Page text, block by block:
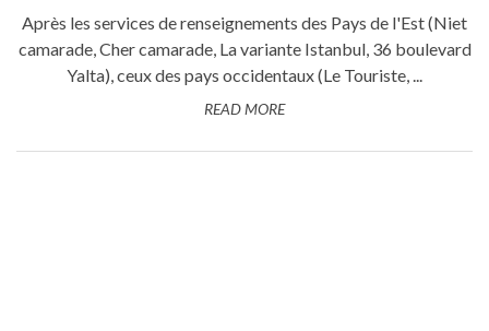
Après les services de renseignements des Pays de l'Est (Niet
camarade, Cher camarade, La variante Istanbul, 36 boulevard
Yalta), ceux des pays occidentaux (Le Touriste, ...
READ MORE